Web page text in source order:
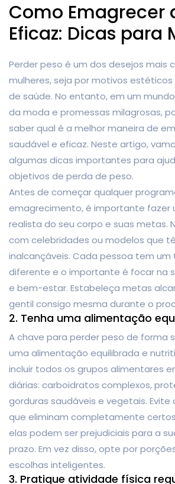
Como Emagrecer
Eficaz: Dicas para
Perder peso é um dos desejos mais
mulheres, seja por motivos
de saúde. No entanto, em um
da moda e promessas milagrosas,
saber qual é a melhor maneira de
saudável e eficaz. Neste artigo,
algumas dicas importantes para
objetivos de perda de peso.
Antes de começar qualquer
emagrecimento, é importante fazer
realista do seu corpo e suas metas.
com celebridades ou modelos que
inalcançáveis. Cada pessoa tem um
diferente e o importante é focar na
e bem-estar. Estabeleça metas
gentil consigo mesma durante o
2. Tenha uma alimentação
A chave para perder peso de forma
uma alimentação equilibrada e
incluir todos os grupos alimentares
diárias: carboidratos complexos,
gorduras saudáveis ​​e vegetais.
que eliminam completamente
elas podem ser prejudiciais para a
prazo. Em vez disso, opte por
escolhas inteligentes.
3. Pratique atividade física